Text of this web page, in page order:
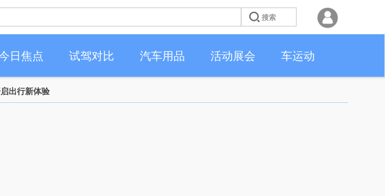
日焦点 试驾对比 汽车用品 活动展会 车运动
出行新体验